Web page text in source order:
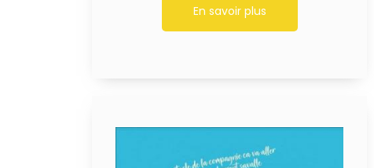
En savoir plus